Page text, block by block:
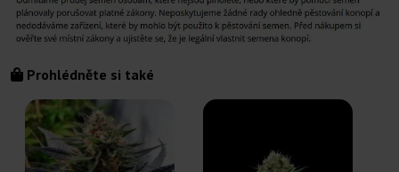
Prohlédněte si také